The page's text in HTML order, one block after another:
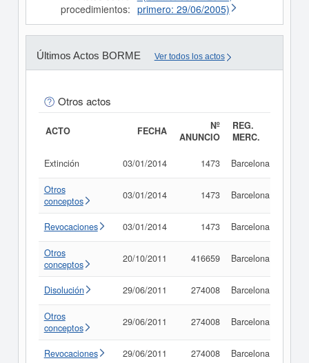
procedimientos: primero: 29/06/2005)
Últimos Actos BORME Ver todos los actos
Otros actos
ACTO FECHA
Nº
ANUNCIO
REG.
MERC.
Extinción 03/01/2014 1473 Barcelona
Otros
conceptos
03/01/2014 1473 Barcelona
Revocaciones 03/01/2014 1473 Barcelona
Otros
conceptos
20/10/2011 416659 Barcelona
Disolución 29/06/2011 274008 Barcelona
Otros
conceptos
29/06/2011 274008 Barcelona
Revocaciones 29/06/2011 274008 Barcelona